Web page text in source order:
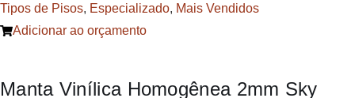
Tipos de Pisos, Especializado, Mais Vendidos
Adicionar ao orçamento
Manta Vinílica Homogênea 2mm Sky